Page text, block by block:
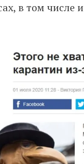
в том числе